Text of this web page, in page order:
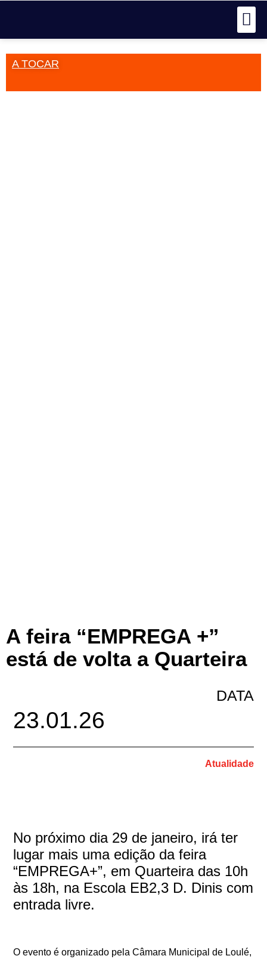
A TOCAR
A feira “EMPREGA +”
está de volta a Quarteira
DATA
23.01.26
Atualidade
No próximo dia 29 de janeiro, irá ter
lugar mais uma edição da feira
“EMPREGA+”, em Quarteira das 10h
às 18h, na Escola EB2,3 D. Dinis com
entrada livre.
O evento é organizado pela Câmara Municipal de Loulé,